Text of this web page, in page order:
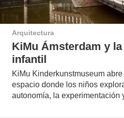
Arquitectura
KiMu Ámsterdam y
infantil
KiMu Kinderkunstmuseum
espacio donde los niños
autonomía, la experimentación